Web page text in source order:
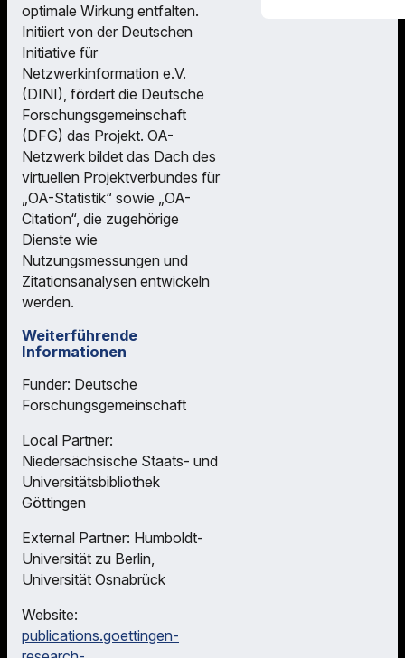
optimale Wirkung entfalten.
Initiiert von der Deutschen
Initiative für
Netzwerkinformation e.V.
(DINI), fördert die Deutsche
Forschungsgemeinschaft
(DFG) das Projekt. OA-
Netzwerk bildet das Dach des
virtuellen Projektverbundes für
„OA-Statistik“ sowie „OA-
Citation“, die zugehörige
Dienste wie
Nutzungsmessungen und
Zitationsanalysen entwickeln
werden.
Weiterführende
Informationen
Funder: Deutsche
Forschungsgemeinschaft
Local Partner:
Niedersächsische Staats- und
Universitätsbibliothek
Göttingen
External Partner: Humboldt-
Universität zu Berlin,
Universität Osnabrück
Website:
publications.goettingen-